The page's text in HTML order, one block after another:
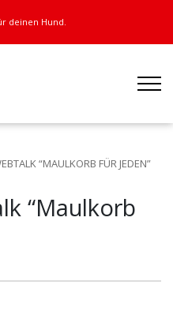
deinen Hund.
“MAULKORB FÜR JEDEN”
“Maulkorb